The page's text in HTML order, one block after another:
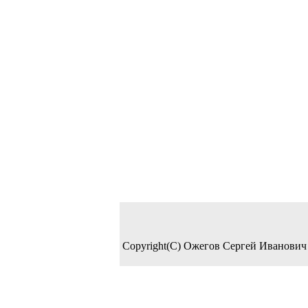
Copyright(C) Ожегов Сергей Иванович